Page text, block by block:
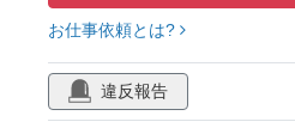
お仕事依頼とは?
違反報告